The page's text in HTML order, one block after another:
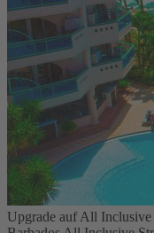
Upgrade auf All Inclusive